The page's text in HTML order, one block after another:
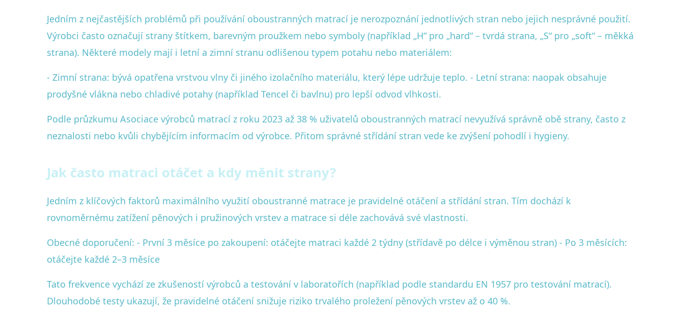
Jedním z nejčastějších problémů při používání oboustranných matrací je nerozpoznání jednotlivých stran nebo jejich nesprávné použití.
Výrobci často označují strany štítkem, barevným proužkem nebo symboly (například „H“ pro „hard“ – tvrdá strana, „S“ pro „soft“ – měkká
strana). Některé modely mají i letní a zimní stranu odlišenou typem potahu nebo materiálem:
- Zimní strana: bývá opatřena vrstvou vlny či jiného izolačního materiálu, který lépe udržuje teplo. - Letní strana: naopak obsahuje
prodyšné vlákna nebo chladivé potahy (například Tencel či bavlnu) pro lepší odvod vlhkosti.
Podle průzkumu Asociace výrobců matrací z roku 2023 až 38 % uživatelů oboustranných matrací nevyužívá správně obě strany, často z
neznalosti nebo kvůli chybějícím informacím od výrobce. Přitom správné střídání stran vede ke zvýšení pohodlí i hygieny.
Jak často matraci otáčet a kdy měnit strany?
Jedním z klíčových faktorů maximálního využití oboustranné matrace je pravidelné otáčení a střídání stran. Tím dochází k
rovnoměrnému zatížení pěnových i pružinových vrstev a matrace si déle zachovává své vlastnosti.
Obecné doporučení: - První 3 měsíce po zakoupení: otáčejte matraci každé 2 týdny (střídavě po délce i výměnou stran) - Po 3 měsících:
otáčejte každé 2–3 měsíce
Tato frekvence vychází ze zkušeností výrobců a testování v laboratořích (například podle standardu EN 1957 pro testování matrací).
Dlouhodobé testy ukazují, že pravidelné otáčení snižuje riziko trvalého proležení pěnových vrstev až o 40 %.